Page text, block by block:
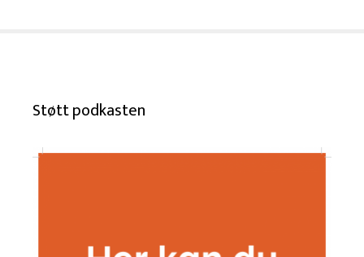
Støtt podkasten